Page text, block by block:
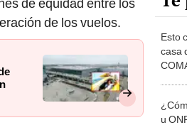
de equidad entre los
de los vuelos.
Esto
casa
u